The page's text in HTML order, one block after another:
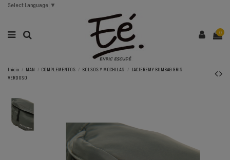
Select Language ▼
0
Inicio MAN COMPLEMENTOS BOLSOS Y MOCHILAS
JACJEREMY BUMBAG GRIS
VERDOSO